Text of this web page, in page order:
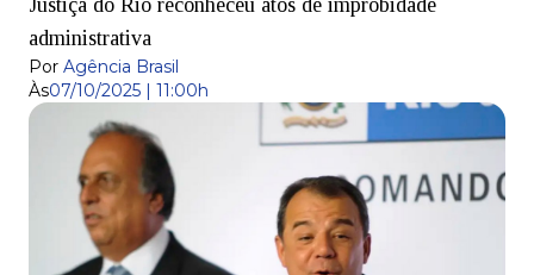
Justiça do Rio reconheceu atos de improbidade
administrativa
Por Agência Brasil
Às07/10/2025 | 11:00h